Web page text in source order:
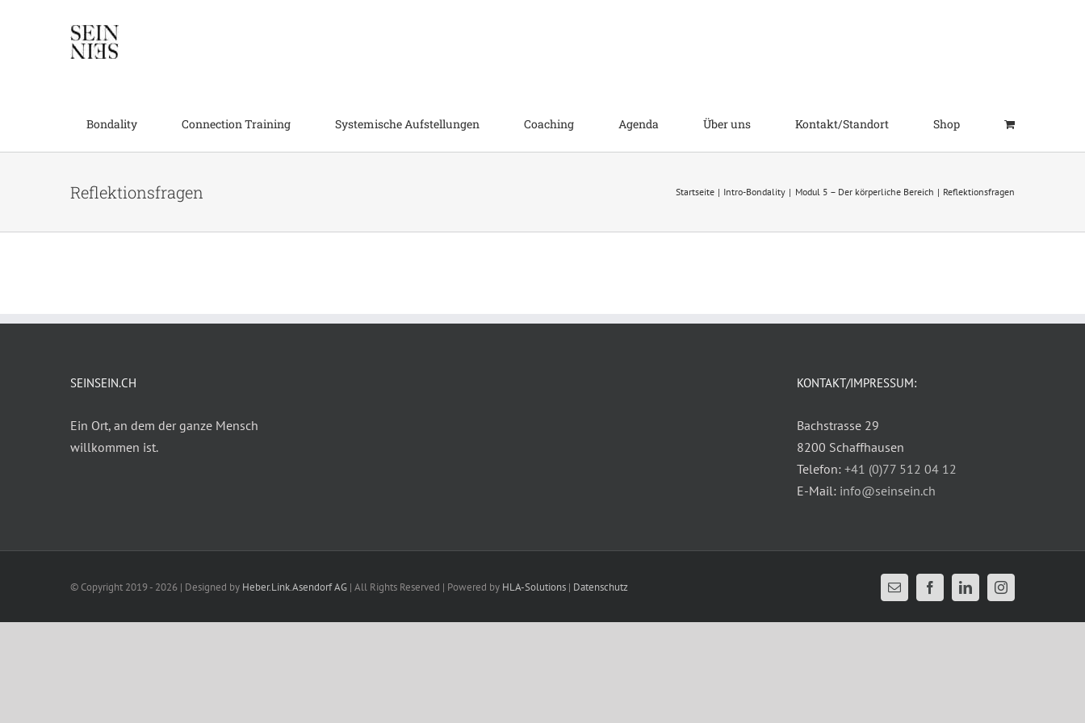
Bondality Connection Training Systemische Aufstellungen Coaching Agenda Über uns Kontakt/Standort Shop
Reflektionsfragen Startseite Intro-Bondality Modul 5 – Der körperliche Bereich Reflektionsfragen
SEINSEIN.CH
Ein Ort, an dem der ganze Mensch
willkommen ist.
KONTAKT/IMPRESSUM:
Bachstrasse 29
8200 Schaffhausen
Telefon: +41 (0)77 512 04 12
E-Mail: info@seinsein.ch
© Copyright 2019 - 2026 | Designed by Heber.Link.Asendorf AG | All Rights Reserved | Powered by HLA-Solutions | Datenschutz
E-
Mail
FacebookLinkedInInstagram